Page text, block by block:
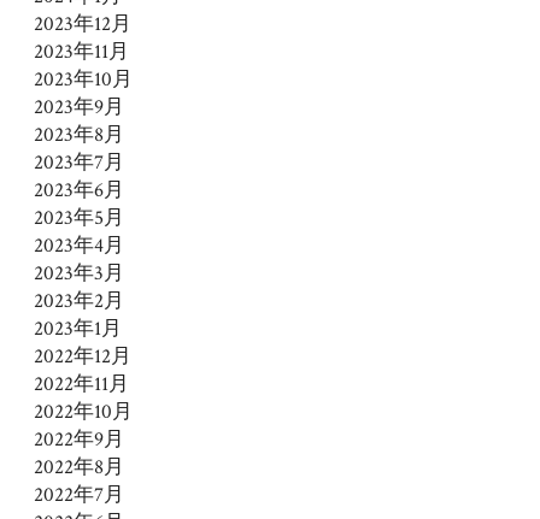
2023年12月
2023年11月
2023年10月
2023年9月
2023年8月
2023年7月
2023年6月
2023年5月
2023年4月
2023年3月
2023年2月
2023年1月
2022年12月
2022年11月
2022年10月
2022年9月
2022年8月
2022年7月